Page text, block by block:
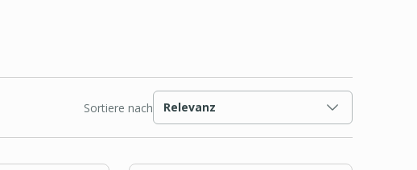
Sortiere nach Relevanz